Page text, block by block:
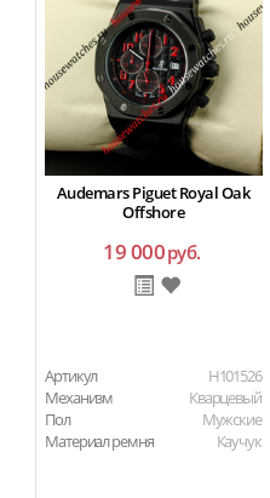
Audemars Piguet Royal Oak
Offshore
19 000руб.
Артикул
H101526
Механизм
Кварцевый
Пол
Мужские
Материал ремня
Каучук